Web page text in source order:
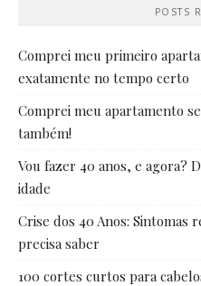
POSTS
Comprei meu primeiro
exatamente no tempo certo
Comprei meu apartamento
também!
Vou fazer 40 anos, e agora?
idade
Crise dos 40 Anos: Sintomas
precisa saber
100 cortes curtos para